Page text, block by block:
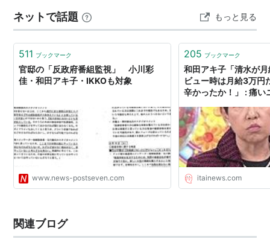
和田は自称”芸能界のご意見番"として歯に衣着せぬ物
例として、2011年6月に来日したレディーガガ（Lady
Gaga）に対し、「東日本大震災でガガが寄付した額は
稼いでる割には少ない」と暴言を吐き、
インターネットを中心に「発言に気をつけろ」「お金も
らえただけでうれしいと思うんだが」などと反発の声が
聴かれた。
額に不満？アッコ ガガの震災寄付金「少ない」
「アッコにおまかせ！」
（日曜前１１・４５）で発言した内容がインター
たが、売上は振るわずオリコン最高96位、0.2万枚の記録
しか残りませんでした。 しかし、…
ネットで話題 もっと見る
511 ブックマーク
官邸の「反政府番組監視」 小川彩
佳・和田アキ子・IKKOも対象
www.news-postseven.com
205 ブックマーク
和田アキ子「清水が
ビュー時は月給3万円
辛かったか！」 : 痛
itainews.com
関連ブログ